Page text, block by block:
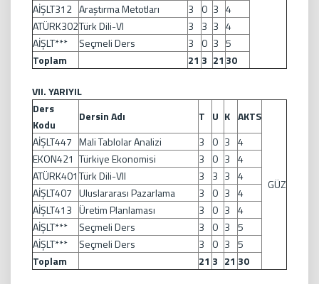
AİŞLT312 Araştırma Metotları 3 0 3 4
ATÜRK302Türk Dili-VI 3 3 3 4
AİŞLT***
Seçmeli Ders 3 0 3 5
Toplam
21 3 21 30
VII. YARIYIL
Ders
Kodu
Dersin Adı T U K AKTS
GÜZ
AİŞLT447 Mali Tablolar Analizi 3 0 3 4
EKON421 Türkiye Ekonomisi 3 0 3 4
ATÜRK401Türk Dili-VII 3 3 3 4
AİŞLT407 Uluslararası Pazarlama 3 0 3 4
AİŞLT413 Üretim Planlaması 3 0 3 4
AİŞLT***
Seçmeli Ders 3 0 3 5
AİŞLT***
Seçmeli Ders 3 0 3 5
Toplam
21 3 21 30